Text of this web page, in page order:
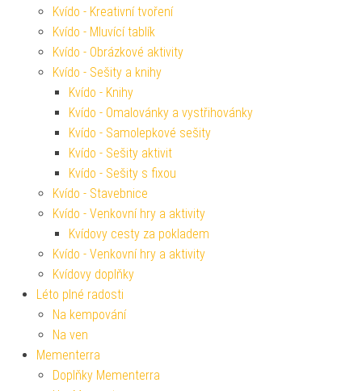
Kvído - Kreativní tvoření
Kvído - Mluvící tablík
Kvído - Obrázkové aktivity
Kvído - Sešity a knihy
Kvído - Knihy
Kvído - Omalovánky a vystřihovánky
Kvído - Samolepkové sešity
Kvído - Sešity aktivit
Kvído - Sešity s fixou
Kvído - Stavebnice
Kvído - Venkovní hry a aktivity
Kvídovy cesty za pokladem
Kvído - Venkovní hry a aktivity
Kvídovy doplňky
Léto plné radosti
Na kempování
Na ven
Mementerra
Doplňky Mementerra